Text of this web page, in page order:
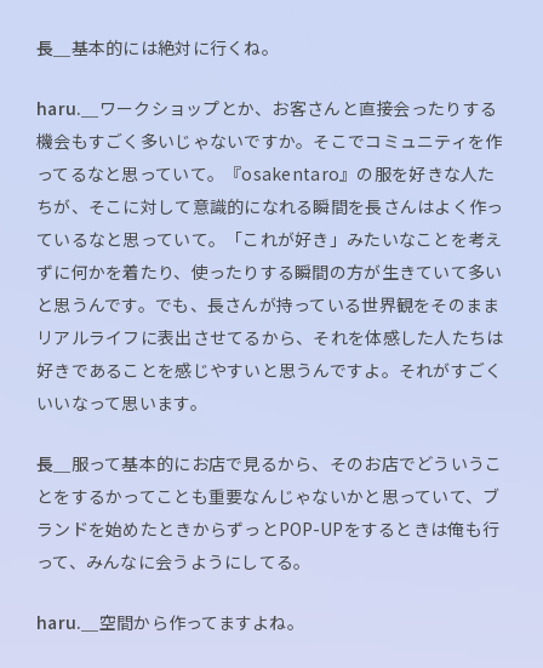
長＿ 基本的には絶対に行くね。
haru.＿
ワークショップとか、お客さんと直接会ったりする
機会もすごく多いじゃないですか。そこでコミュニティを作
ってるなと思っていて。『osakentaro』の服を好きな人た
ちが、そこに対して意識的になれる瞬間を長さんはよく作っ
ているなと思っていて。「これが好き」みたいなことを考え
ずに何かを着たり、使ったりする瞬間の方が生きていて多い
と思うんです。でも、長さんが持っている世界観をそのまま
リアルライフに表出させてるから、それを体感した人たちは
好きであることを感じやすいと思うんですよ。それがすごく
いいなって思います。
長＿ 服って基本的にお店で見るから、そのお店でどういうこ
とをするかってことも重要なんじゃないかと思っていて、ブ
ランドを始めたときからずっとPOP-UPをするときは俺も行
って、みんなに会うようにしてる。
haru.＿ 空間から作ってますよね。